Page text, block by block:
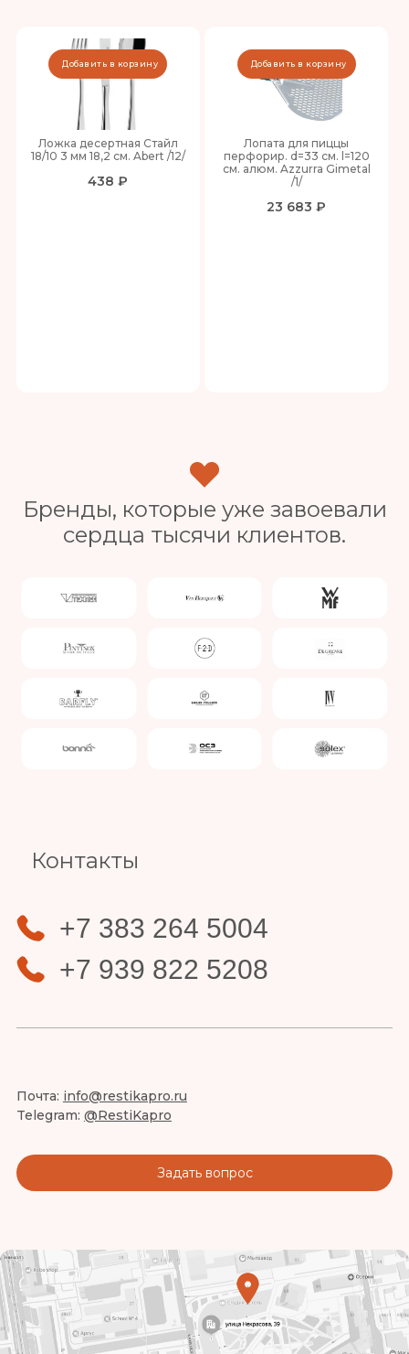
Ложка десертная Стайл
18/10 3 мм 18,2 см. Abert /12/
438 ₽
Добавить в корзину
Лопата для пиццы
перфорир. d=33 см. l=120
см. алюм. Azzurra Gimetal
/1/
23 683 ₽
Добавить в корзину
Бренды, которые уже завоевали
сердца тысячи клиентов.
Контакты
+7 383 264 5004
+7 939 822 5208
Почта: info@restikapro.ru
Telegram: @RestiKapro
Задать вопрос